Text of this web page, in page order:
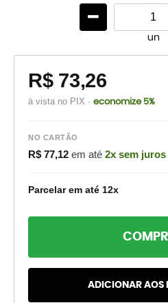
un
R$ 73,26
à vista no PIX · economize 5%
NO CARTÃO
R$ 77,12 em até 2x sem juros
Parcelar em até 12x
ADICIONAR AOS